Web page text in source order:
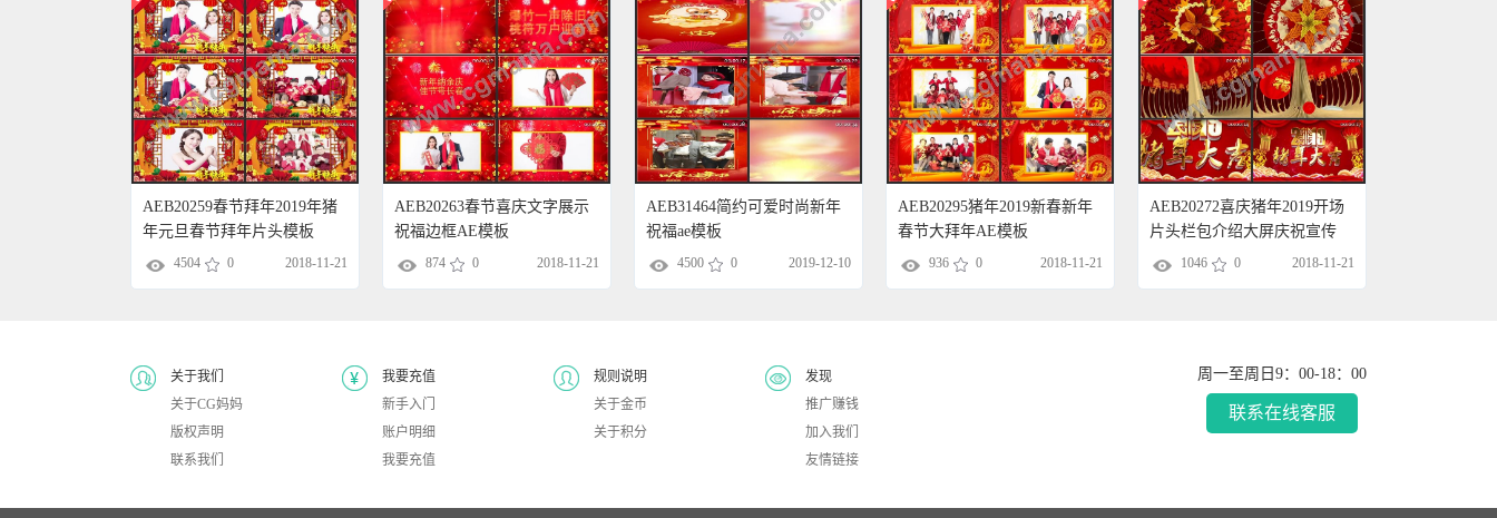
AEB20259春节拜年2019年猪
年元旦春节拜年片头模板
4504 0 2018-11-21
AEB20263春节喜庆文字展示
祝福边框AE模板
874 0 2018-11-21
AEB31464简约可爱时尚新年
祝福ae模板
4500 0 2019-12-10
AEB20295猪年2019新春新年
春节大拜年AE模板
936 0 2018-11-21
AEB20272喜庆猪年2019开场
片头栏包介绍大屏庆祝宣传
1046 0 2018-11-21
关于我们
关于CG妈妈
版权声明
联系我们
我要充值
新手入门
账户明细
我要充值
规则说明
关于金币
关于积分
发现
推广赚钱
加入我们
友情链接
周一至周日9：00-18：00
联系在线客服